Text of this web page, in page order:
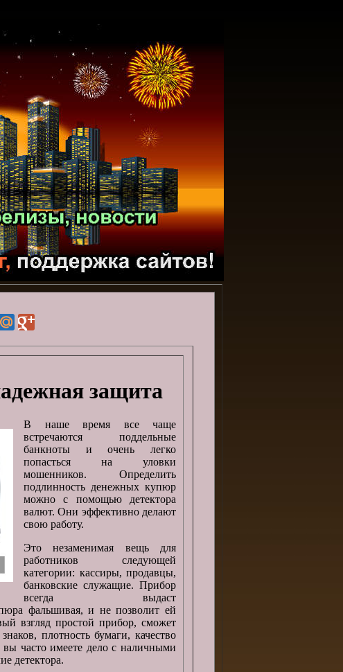
защита
В наше время все чаще
встречаются поддельные
банкноты и очень легко
попасться на уловки
мошенников. Определить
подлинность денежных купюр
можно с помощью детектора
валют. Они эффективно делают
свою работу.
Это незаменимая вещь для
работников следующей
категории: кассиры, продавцы,
банковские служащие. Прибор
всегда выдаст
фальшивая, и не позволит ей
взгляд простой прибор, сможет
плотность бумаги, качество
часто имеете дело с наличными
детектора.